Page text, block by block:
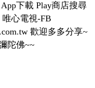
下載 Play商店搜尋
心電視-FB
歡迎多多分享~
陀佛~~